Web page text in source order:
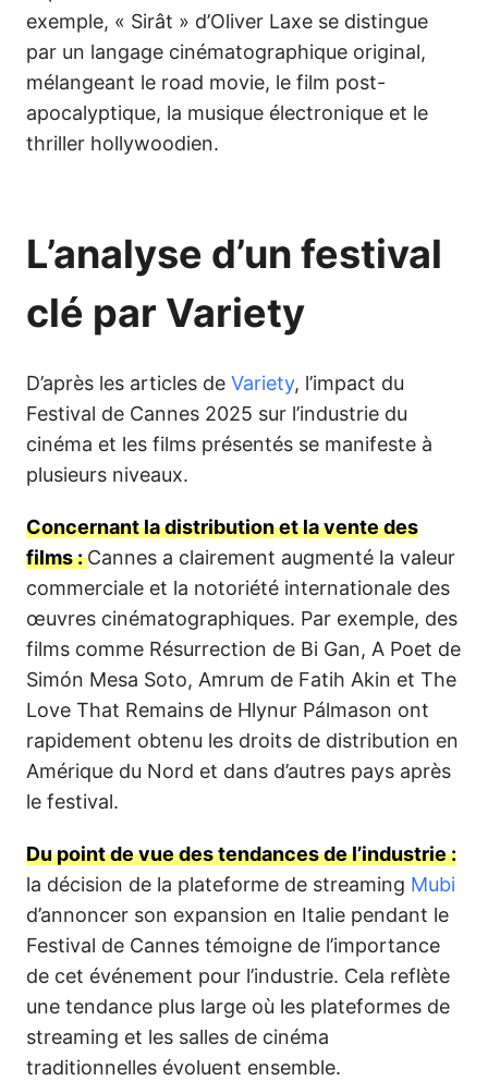
exemple, « Sirât » d’Oliver Laxe se distingue
par un langage cinématographique original,
mélangeant le road movie, le film post-
apocalyptique, la musique électronique et le
thriller hollywoodien.
L’analyse d’un festival
clé par Variety
D’après les articles de Variety, l’impact du
Festival de Cannes 2025 sur l’industrie du
cinéma et les films présentés se manifeste à
plusieurs niveaux.
Concernant la distribution et la vente des
films :Cannes a clairement augmenté la valeur
commerciale et la notoriété internationale des
œuvres cinématographiques. Par exemple, des
films comme Résurrection de Bi Gan, A Poet de
Simón Mesa Soto, Amrum de Fatih Akin et The
Love That Remains de Hlynur Pálmason ont
rapidement obtenu les droits de distribution en
Amérique du Nord et dans d’autres pays après
le festival.
Du point de vue des tendances de l’industrie :
la décision de la plateforme de streaming Mubi
d’annoncer son expansion en Italie pendant le
Festival de Cannes témoigne de l’importance
de cet événement pour l’industrie. Cela reflète
une tendance plus large où les plateformes de
streaming et les salles de cinéma
traditionnelles évoluent ensemble.